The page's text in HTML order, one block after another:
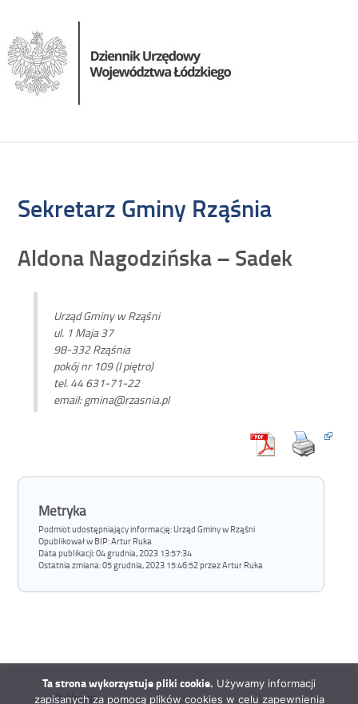
Sekretarz Gminy Rząśnia
Aldona Nagodzińska – Sadek
Urząd Gminy w Rząśni
ul. 1 Maja 37
98-332 Rząśnia
pokój nr 109 (I piętro)
tel. 44 631-71-22
email: gmina@rzasnia.pl
Metryka
Podmiot udostępniający informację: Urząd Gminy w Rząśni
Opublikował w BIP:Artur Ruka
Data publikacji:04 grudnia, 2023 13:57:34
Ostatnia zmiana:05 grudnia, 2023 15:46:52 przez Artur Ruka
Deklaracja
Ta strona wykorzystuje pliki cookie. Używamy informacji
zapisanych za pomocą plików cookies w celu zapewnienia